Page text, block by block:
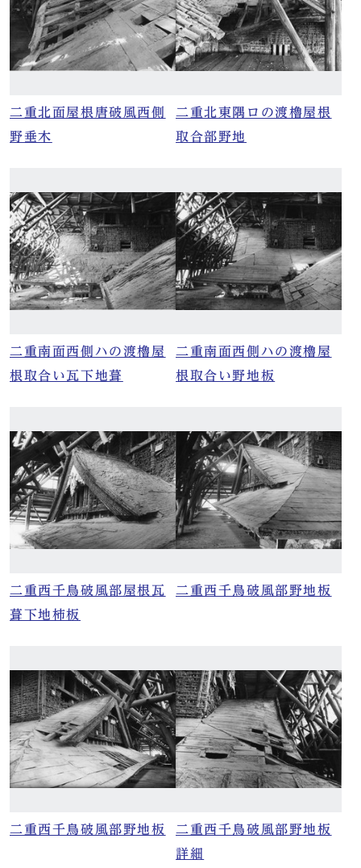
二重北面屋根唐破風西側
野垂木
二重北東隅ロの渡櫓屋根
取合部野地
二重南面西側ハの渡櫓屋
根取合い瓦下地葺
二重南面西側ハの渡櫓屋
根取合い野地板
二重西千鳥破風部屋根瓦
葺下地柿板
二重西千鳥破風部野地板
二重西千鳥破風部野地板
二重西千鳥破風部野地板
詳細